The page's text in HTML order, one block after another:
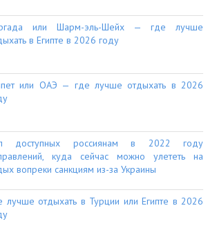
или Шарм-эль-Шейх — где лучше
в Египте в 2026 году
или ОАЭ — где лучше отдыхать в 2026
доступных россиянам в 2022 году
куда сейчас можно улететь на
вопреки санкциям из-за Украины
лучше отдыхать в Турции или Египте в 2026